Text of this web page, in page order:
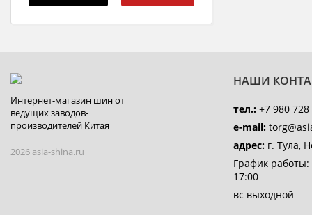
Интернет-магазин шин от
ведущих заводов-
производителей Китая
2026 asia-shina.ru
НАШИ
тел.: +7 980
e-mail:
адрес: г. Тула,
График работы:
17:00
вс выходной